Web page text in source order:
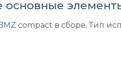
основные
compact в сборе. Тип